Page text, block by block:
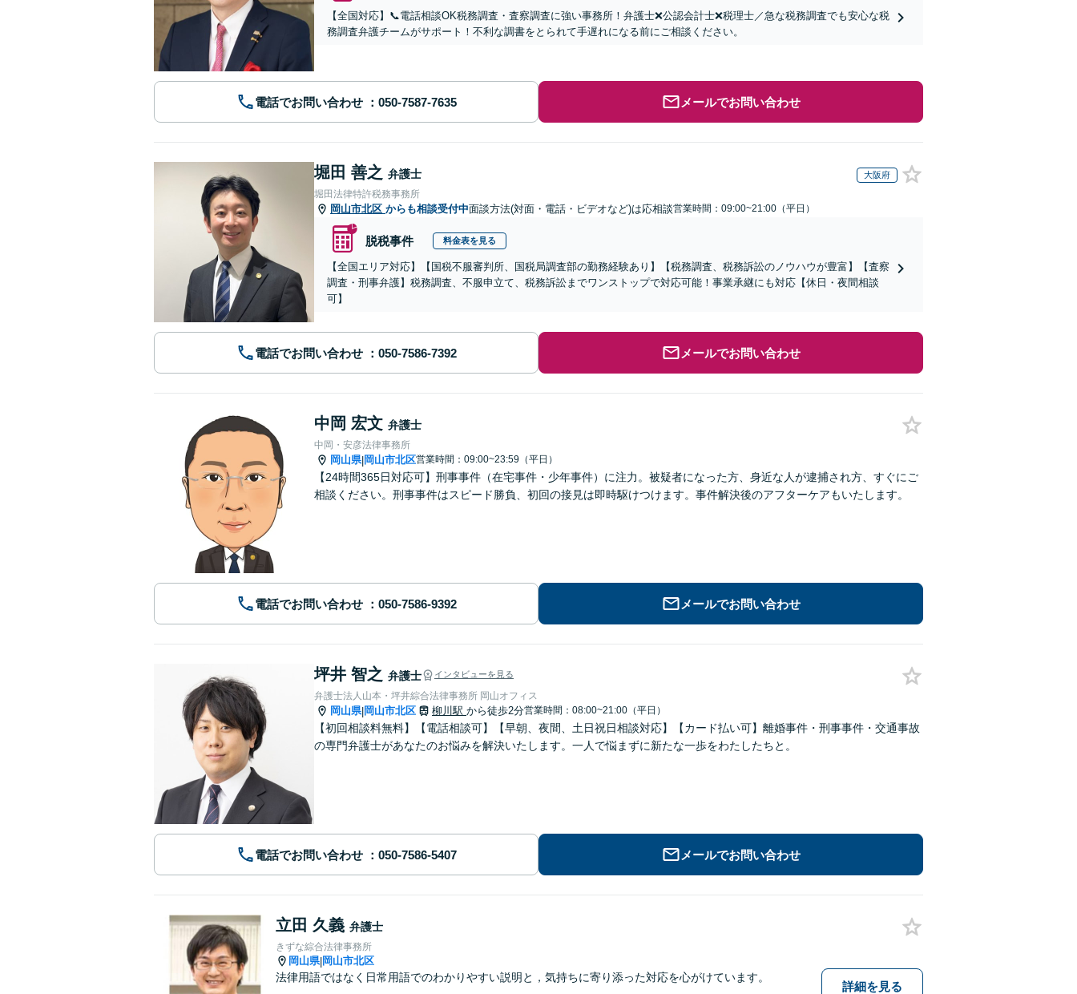
【全国対応】📞電話相談OK税務調査・査察調査に強い事務所！弁護士❌公認会計士❌税理士／急な税務調査でも安心な税
務調査弁護チームがサポート！不利な調書をとられて手遅れになる前にご相談ください。
電話でお問い合わせ メールでお問い合わせ
堀田 善之 弁護士 大阪府
堀田法律特許税務事務所
岡山市北区 からも相談受付中面談方法(対面・電話・ビデオなど)は応相談営業時間：09:00~21:00（平日）
脱税事件 料金表を見る
【全国エリア対応】【国税不服審判所、国税局調査部の勤務経験あり】【税務調査、税務訴訟のノウハウが豊富】【査察
調査・刑事弁護】税務調査、不服申立て、税務訴訟までワンストップで対応可能！事業承継にも対応【休日・夜間相談
可】
電話でお問い合わせ メールでお問い合わせ
中岡 宏文 弁護士
中岡・安彦法律事務所
岡山県|岡山市北区営業時間：09:00~23:59（平日）
【24時間365日対応可】刑事事件（在宅事件・少年事件）に注力。被疑者になった方、身近な人が逮捕され方、すぐにご
相談ください。刑事事件はスピード勝負、初回の接見は即時駆けつけます。事件解決後のアフターケアもいたします。
電話でお問い合わせ メールでお問い合わせ
坪井 智之 弁護士 インタビューを見る
弁護士法人山本・坪井綜合法律事務所 岡山オフィス
岡山県|岡山市北区 柳川駅 から徒歩2分営業時間：08:00~21:00（平日）
【初回相談料無料】【電話相談可】【早朝、夜間、土日祝日相談対応】【カード払い可】離婚事件・刑事事件・交通事故
の専門弁護士があなたのお悩みを解決いたします。一人で悩まずに新たな一歩をわたしたちと。
電話でお問い合わせ メールでお問い合わせ
立田 久義 弁護士
きずな綜合法律事務所
岡山県|岡山市北区
法律用語ではなく日常用語でのわかりやすい説明と，気持ちに寄り添った対応を心がけています。
詳細を見る